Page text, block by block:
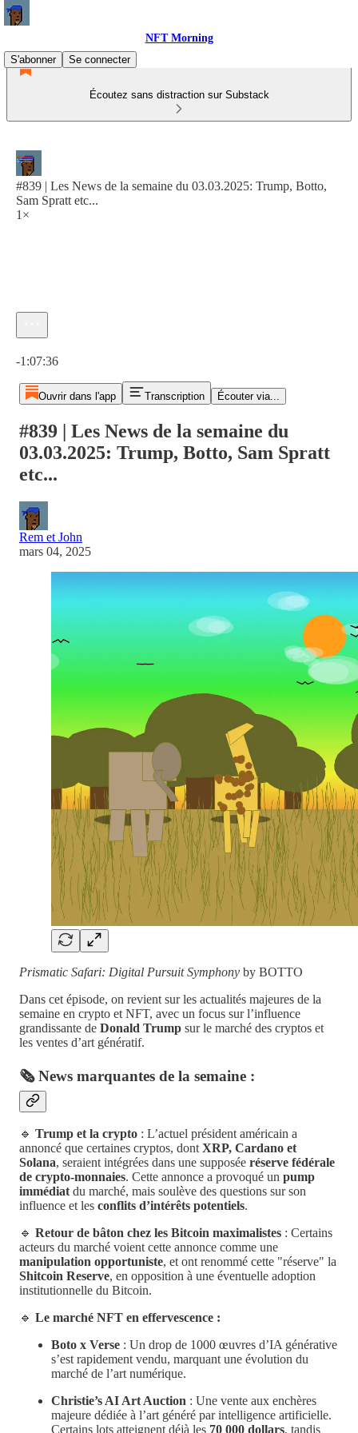
NFT Morning
S'abonner
Se connecter
Écoutez sans distraction sur Substack
#839 | Les News de la semaine du 03.03.2025: Trump, Botto,
Sam Spratt etc...
1×
-1:07:36
Ouvrir dans l'app Transcription Écouter via...
#839 | Les News de la semaine du
03.03.2025: Trump, Botto, Sam Spratt
etc...
Rem et John
mars 04, 2025
Prismatic Safari: Digital Pursuit Symphony by BOTTO
Dans cet épisode, on revient sur les actualités majeures de la
semaine en crypto et NFT, avec un focus sur l’influence
grandissante de Donald Trump sur le marché des cryptos et
les ventes d’art génératif.
🗞️ News marquantes de la semaine :
🔹 Trump et la crypto : L’actuel président américain a
annoncé que certaines cryptos, dont XRP, Cardano et
Solana, seraient intégrées dans une supposée réserve fédérale
de crypto-monnaies. Cette annonce a provoqué un pump
immédiat du marché, mais soulève des questions sur son
influence et les conflits d’intérêts potentiels.
🔹 Retour de bâton chez les Bitcoin maximalistes : Certains
acteurs du marché voient cette annonce comme une
manipulation opportuniste, et ont renommé cette "réserve" la
Shitcoin Reserve, en opposition à une éventuelle adoption
institutionnelle du Bitcoin.
🔹 Le marché NFT en effervescence :
Boto x Verse : Un drop de 1000 œuvres d’IA générative
s’est rapidement vendu, marquant une évolution du
marché de l’art numérique.
Christie’s AI Art Auction : Une vente aux enchères
majeure dédiée à l’art généré par intelligence artificielle.
Certains lots atteignent déjà les 70 000 dollars, tandis